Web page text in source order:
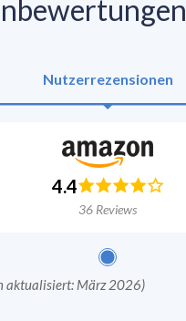
Nutzerrezensionen
4.4
36 Reviews
aktualisiert: März 2026)